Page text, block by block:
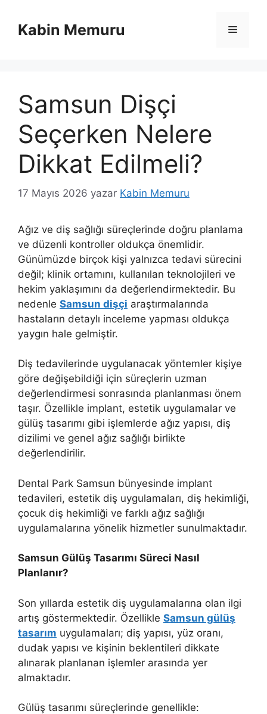
Kabin Memuru Menü
Samsun Dişçi
Seçerken Nelere
Dikkat Edilmeli?
17 Mayıs 2026 yazar Kabin Memuru
Ağız ve diş sağlığı süreçlerinde doğru planlama
ve düzenli kontroller oldukça önemlidir.
Günümüzde birçok kişi yalnızca tedavi sürecini
değil; klinik ortamını, kullanılan teknolojileri ve
hekim yaklaşımını da değerlendirmektedir. Bu
nedenle Samsun dişçi araştırmalarında
hastaların detaylı inceleme yapması oldukça
yaygın hale gelmiştir.
Diş tedavilerinde uygulanacak yöntemler kişiye
göre değişebildiği için süreçlerin uzman
değerlendirmesi sonrasında planlanması önem
taşır. Özellikle implant, estetik uygulamalar ve
gülüş tasarımı gibi işlemlerde ağız yapısı, diş
dizilimi ve genel ağız sağlığı birlikte
değerlendirilir.
Dental Park Samsun bünyesinde implant
tedavileri, estetik diş uygulamaları, diş hekimliği,
çocuk diş hekimliği ve farklı ağız sağlığı
uygulamalarına yönelik hizmetler sunulmaktadır.
Samsun Gülüş Tasarımı Süreci Nasıl
Planlanır?
Son yıllarda estetik diş uygulamalarına olan ilgi
artış göstermektedir. Özellikle Samsun gülüş
tasarım uygulamaları; diş yapısı, yüz oranı,
dudak yapısı ve kişinin beklentileri dikkate
alınarak planlanan işlemler arasında yer
almaktadır.
Gülüş tasarımı süreçlerinde genellikle: